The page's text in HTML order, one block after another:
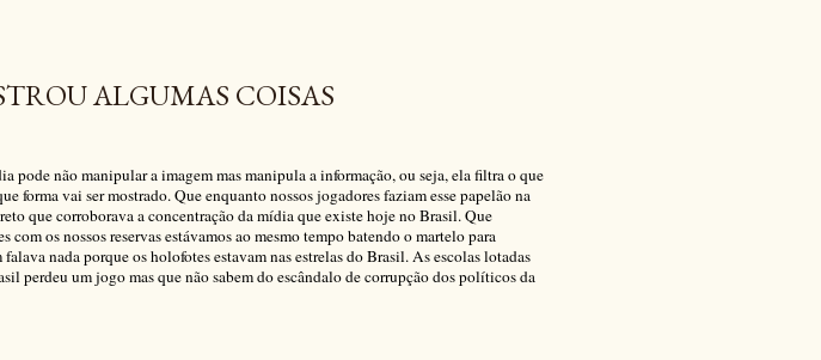
ALGUMAS COISAS
pode não manipular a imagem mas manipula a informação, ou seja, ela filtra o que
forma vai ser mostrado. Que enquanto nossos jogadores faziam esse papelão na
que corroborava a concentração da mídia que existe hoje no Brasil. Que
com os nossos reservas estávamos ao mesmo tempo batendo o martelo para
nada porque os holofotes estavam nas estrelas do Brasil. As escolas lotadas
perdeu um jogo mas que não sabem do escândalo de corrupção dos políticos da